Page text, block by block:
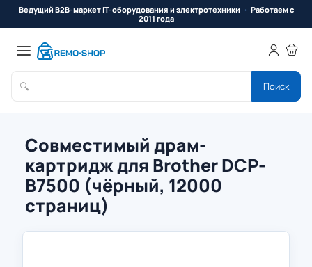
Ведущий B2B-маркет IT-оборудования и электротехники
Работаем с
2011 года
🔍 Поиск
Совместимый драм-
картридж для Brother DCP-
B7500 (чёрный, 12000
страниц)